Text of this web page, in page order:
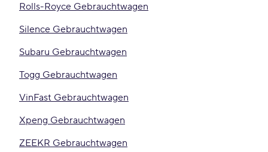
Rolls-Royce Gebrauchtwagen
Silence Gebrauchtwagen
Subaru Gebrauchtwagen
Togg Gebrauchtwagen
VinFast Gebrauchtwagen
Xpeng Gebrauchtwagen
ZEEKR Gebrauchtwagen